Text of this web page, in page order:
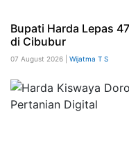
Bupati Harda Lepas
di Cibubur
07 August 2026 | Wijatma T S